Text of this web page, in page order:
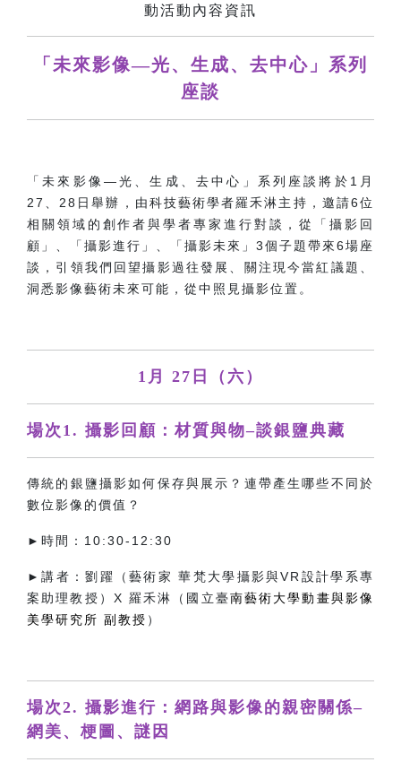
「未來影像—光、生成、去中心」系列
座談
「未來影像—光、生成、去中心」系列座談將於1月
27、28日舉辦，由科技藝術學者羅禾淋主持，邀請6位
相關領域的創作者與學者專家進行對談，從「攝影回
顧」、「攝影進行」、「攝影未來」3個子題帶來6場座
談，引領我們回望攝影過往發展、關注現今當紅議題、
洞悉影像藝術未來可能，從中照見攝影位置。
1月 27日（六）
場次1. 攝影回顧：材質與物–談銀鹽典藏
傳統的銀鹽攝影如何保存與展示？連帶產生哪些不同於
數位影像的價值？
►時間：10:30-12:30
►講者：劉躍（藝術家 華梵大學攝影與VR設計學系專
案助理教授）X 羅禾淋（國立臺南藝術大學動畫與影像
美學研究所 副教授 ）
場次2. 攝影進行：網路與影像的親密關係–
網美、梗圖、謎因